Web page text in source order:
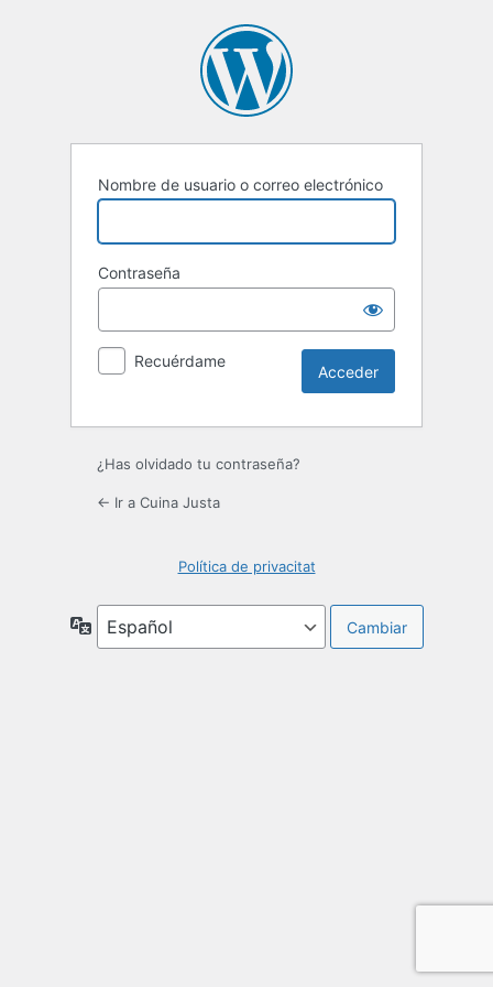
Nombre de usuario o correo electrónico
Contraseña
Recuérdame
¿Has olvidado tu contraseña?
← Ir a Cuina Justa
Política de privacitat
Idioma